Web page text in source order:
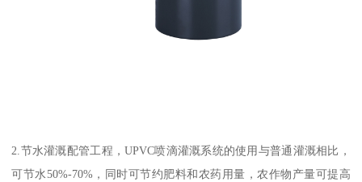
2.节水灌溉配管工程，UPVC喷滴灌溉系统的使用与普通灌溉相比，
可节水50%-70%，同时可节约肥料和农药用量，农作物产量可提高